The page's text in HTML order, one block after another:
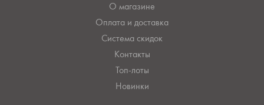
О магазине
Оплата и доставка
Система скидок
Контакты
Топ-лоты
Новинки